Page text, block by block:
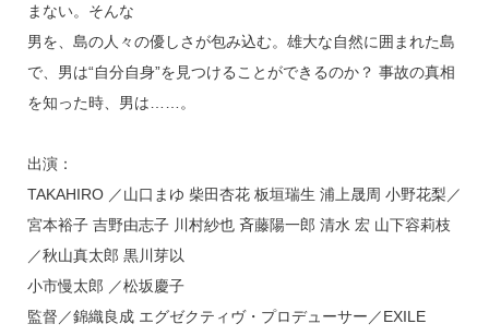
まない。そんな
男を、島の人々の優しさが包み込む。雄大な自然に囲まれた島
で、男は“自分自身”を見つけることができるのか？ 事故の真相
を知った時、男は……。
出演：
TAKAHIRO ／山口まゆ 柴田杏花 板垣瑞生 浦上晟周 小野花梨／
宮本裕子 吉野由志子 川村紗也 斉藤陽一郎 清水 宏 山下容莉枝
／秋山真太郎 黒川芽以
小市慢太郎 ／松坂慶子
監督／錦織良成 エグゼクティヴ・プロデューサー／EXILE